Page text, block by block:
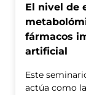
El nivel de
fármacos
artificial
Este
actúa como